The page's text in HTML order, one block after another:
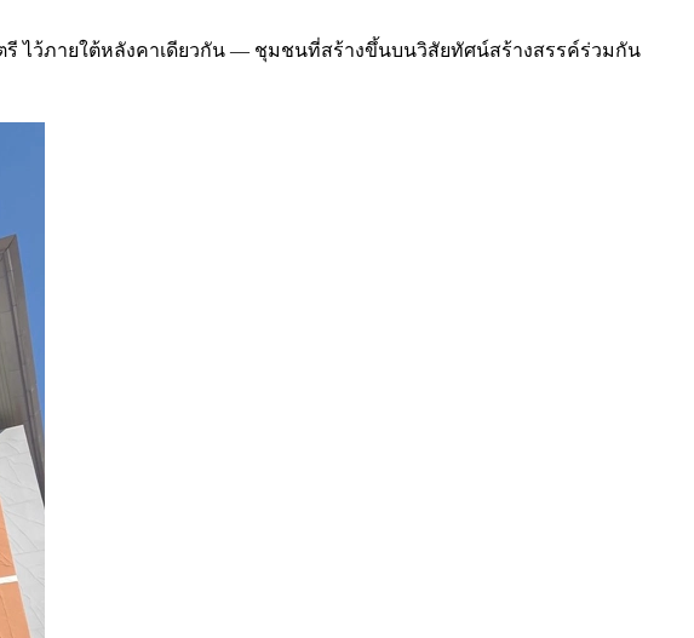
ไว้ภายใต้หลังคาเดียวกัน — ชุมชนที่สร้างขึ้นบนวิสัยทัศน์สร้างสรรค์ร่วมกัน